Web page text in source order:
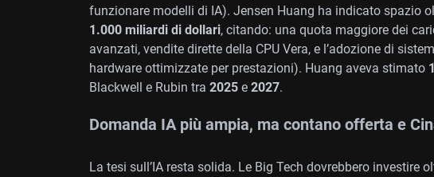
funzionare modelli di IA). Jensen Huang ha indicato spazio
1.000 miliardi di dollari, citando: una quota maggiore dei
avanzati, vendite dirette della CPU Vera, e l’adozione di
hardware ottimizzate per prestazioni). Huang aveva stimato
Blackwell e Rubin tra 2025 e 2027.
Domanda IA più ampia, ma contano offerta e
La tesi sull’IA resta solida. Le Big Tech dovrebbero investire